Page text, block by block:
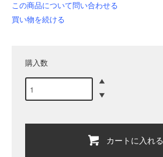
この商品について問い合わせる
買い物を続ける
購入数
カートに入れる